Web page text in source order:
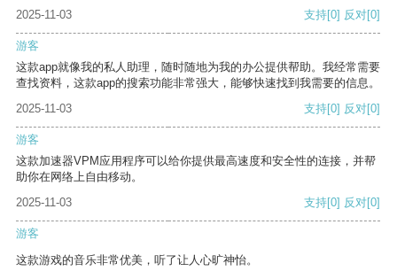
2025-11-03 支持[0] 反对[0]
游客
这款app就像我的私人助理，随时随地为我的办公提供帮助。我经常需要
查找资料，这款app的搜索功能非常强大，能够快速找到我需要的信息。
2025-11-03
支持[0] 反对[0]
游客
这款加速器VPM应用程序可以给你提供最高速度和安全性的连接，并帮
助你在网络上自由移动。
2025-11-03
支持[0] 反对[0]
游客
这款游戏的音乐非常优美，听了让人心旷神怡。